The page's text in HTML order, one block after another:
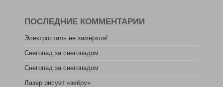
ПОСЛЕДНИЕ КОММЕНТАРИИ
Электросталь не замёрзла!
Снегопад за снегопадом
Снегопад за снегопадом
Лазер рисует «зебру»